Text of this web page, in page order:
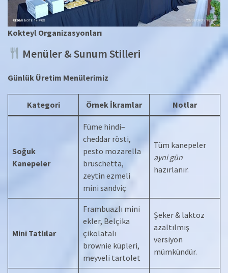
Kokteyl Organizasyonları
Menüler & Sunum Stilleri
Günlük Üretim Menülerimiz
Kategori Örnek İkramlar Notlar
Soğuk
Kanepeler
Füme hindi–
cheddar rösti,
pesto mozarella
bruschetta,
zeytin ezmeli
mini sandviç
Tüm kanepeler
ayni gün
hazırlanır.
Mini Tatlılar
Frambuazlı mini
ekler, Belçika
çikolatalı
brownie küpleri,
meyveli tartolet
Şeker & laktoz
azaltılmış
versiyon
mümkündür.